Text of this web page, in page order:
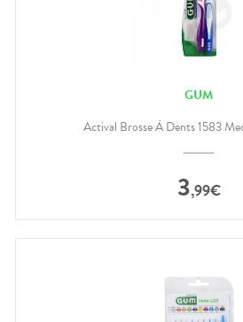
GUM
Actival Brosse À Dents 1583
3,99€